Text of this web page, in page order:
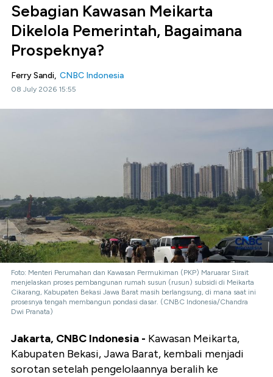
Sebagian Kawasan Meikarta
Dikelola Pemerintah, Bagaimana
Prospeknya?
Ferry Sandi, CNBC Indonesia
08 July 2026 15:55
Foto: Menteri Perumahan dan Kawasan Permukiman (PKP) Maruarar Sirait
menjelaskan proses pembangunan rumah susun (rusun) subsidi di Meikarta
Cikarang, Kabupaten Bekasi Jawa Barat masih berlangsung, di mana saat ini
prosesnya tengah membangun pondasi dasar. (CNBC Indonesia/Chandra
Dwi Pranata)
Jakarta, CNBC Indonesia - Kawasan Meikarta,
Kabupaten Bekasi, Jawa Barat, kembali menjadi
sorotan setelah pengelolaannya beralih ke